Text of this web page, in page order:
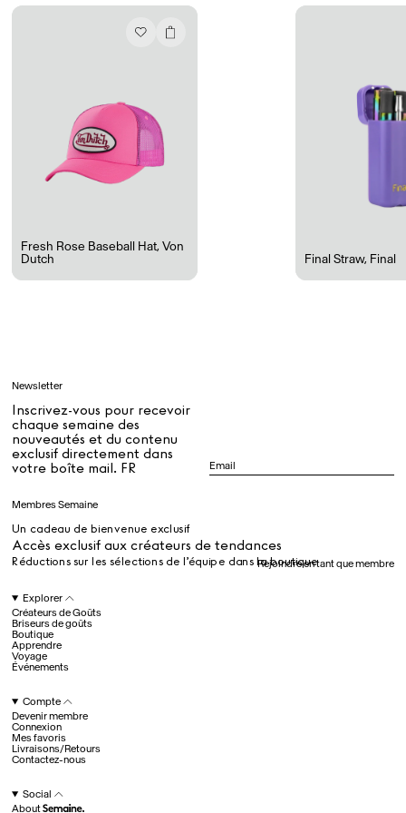
Tous
Dr Stolberg's Daily Habits to Support Your Inner Health
juil.. 25th
Ryan Gander
Newsletter
Inscrivez-vous pour
des nouveautés et du
Fresh Rose Baseball Hat, Von
Dutch
Final Straw, Final
Newsletter
Inscrivez-vous pour recevoir
chaque semaine des
nouveautés et du contenu
exclusif directement dans
votre boîte mail. FR
Membres Semaine
Accès exclusif aux créateurs de tendances
Réductions sur les sélections de l’équipe dans la boutique
Un cadeau de bienvenue exclusif
Rejoindre en tant que membre
Explorer
Créateurs de Goûts
Briseurs de goûts
Boutique
Apprendre
Voyage
Événements
Compte
Devenir membre
Connexion
Mes favoris
Livraisons/Retours
Contactez-nous
Social
About